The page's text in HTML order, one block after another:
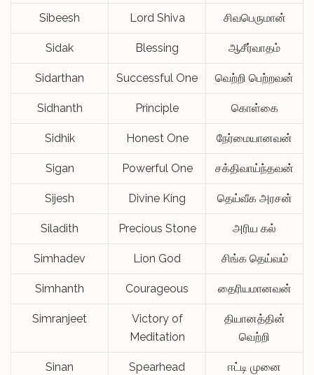
Sibeesh Lord Shiva சிவபெருமான்
Sidak Blessing ஆசீர்வாதம்
Sidarthan Successful One வெற்றி பெற்றவன்
Sidhanth Principle கொள்கை
Sidhik Honest One நேர்மையானவன்
Sigan Powerful One சக்திவாய்ந்தவன்
Sijesh Divine King தெய்வீக அரசன்
Siladith Precious Stone அரிய கல்
Simhadev Lion God சிங்க தெய்வம்
Simhanth Courageous தைரியமானவன்
Simranjeet
Victory of
Meditation
தியானத்தின்
வெற்றி
Sinan Spearhead ஈட்டி முனை